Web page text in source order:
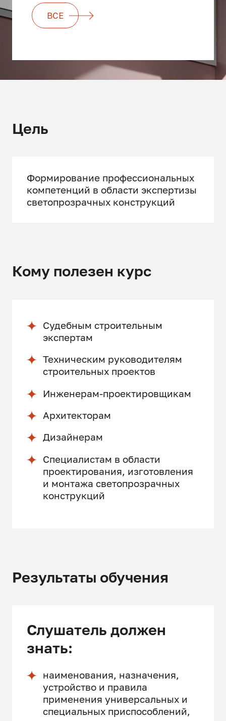
ВСЕ
Цель
Формирование профессиональных
компетенций в области экспертизы
светопрозрачных конструкций
Кому полезен курс
Судебным строительным
экспертам
Техническим руководителям
строительных проектов
Инженерам-проектировщикам
Архитекторам
Дизайнерам
Специалистам в области
проектирования, изготовления
и монтажа светопрозрачных
конструкций
Результаты обучения
Слушатель должен
знать:
наименования, назначения,
устройство и правила
применения универсальных и
специальных приспособлений,